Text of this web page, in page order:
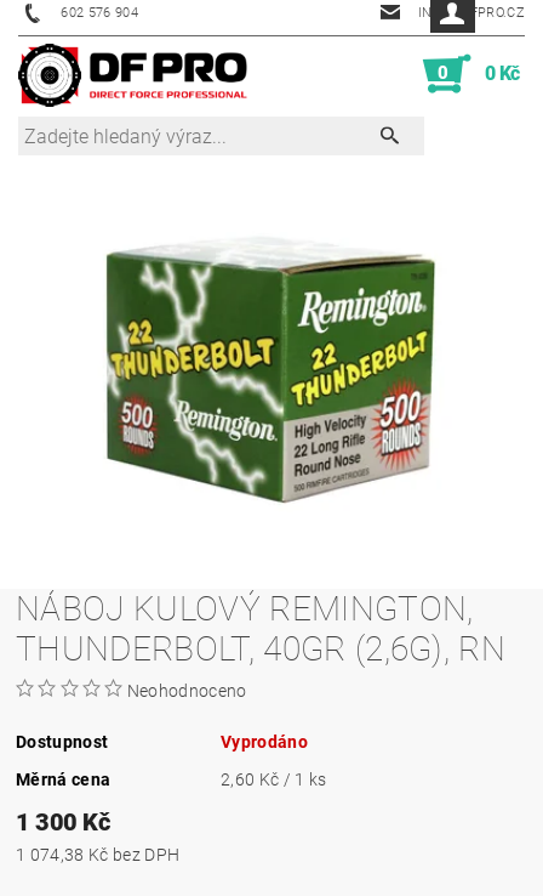
602 576 904 INFO@DFPRO.CZ
0 0 Kč
NÁBOJ KULOVÝ REMINGTON,
THUNDERBOLT, 40GR (2,6G), RN
Neohodnoceno
Dostupnost
Vyprodáno
Měrná cena
2,60 Kč / 1 ks
1 300 Kč
1 074,38 Kč bez DPH